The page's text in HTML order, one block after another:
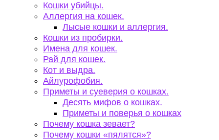
Кошки убийцы.
Аллергия на кошек.
Лысые кошки и аллергия.
Кошки из пробирки.
Имена для кошек.
Рай для кошек.
Кот и выдра.
Айлурофобия.
Приметы и суеверия о кошках.
Десять мифов о кошках.
Приметы и поверья о кошках
Почему кошка зевает?
Почему кошки «пялятся»?